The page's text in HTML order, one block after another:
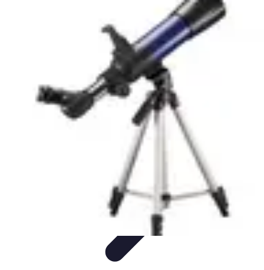
Équipement et TechnologieSuivi des